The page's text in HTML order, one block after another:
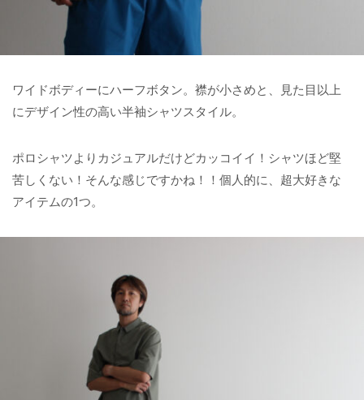
ワイドボディーにハーフボタン。襟が小さめと、見た目以上
にデザイン性の高い半袖シャツスタイル。
ポロシャツよりカジュアルだけどカッコイイ！シャツほど堅
苦しくない！そんな感じですかね！！個人的に、超大好きな
アイテムの1つ。